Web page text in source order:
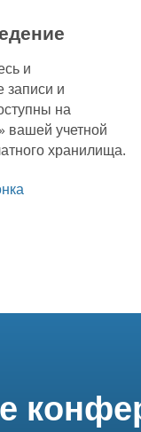
и
записи и
на
вашей учетной
хранилища.